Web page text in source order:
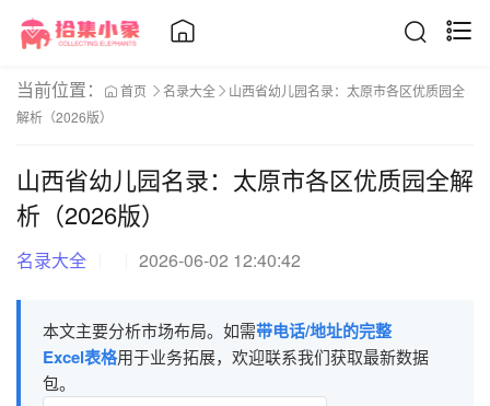
当前位置： 首页 名录大全
山西省幼儿园名录：太原市各区优质园全
解析（2026版）
山西省幼儿园名录：太原市各区优质园全解
析（2026版）
名录大全 2026-06-02 12:40:42
本文主要分析市场布局。如需带电话/地址的完整
Excel表格用于业务拓展，欢迎联系我们获取最新数据
包。